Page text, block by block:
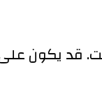
قد يكون